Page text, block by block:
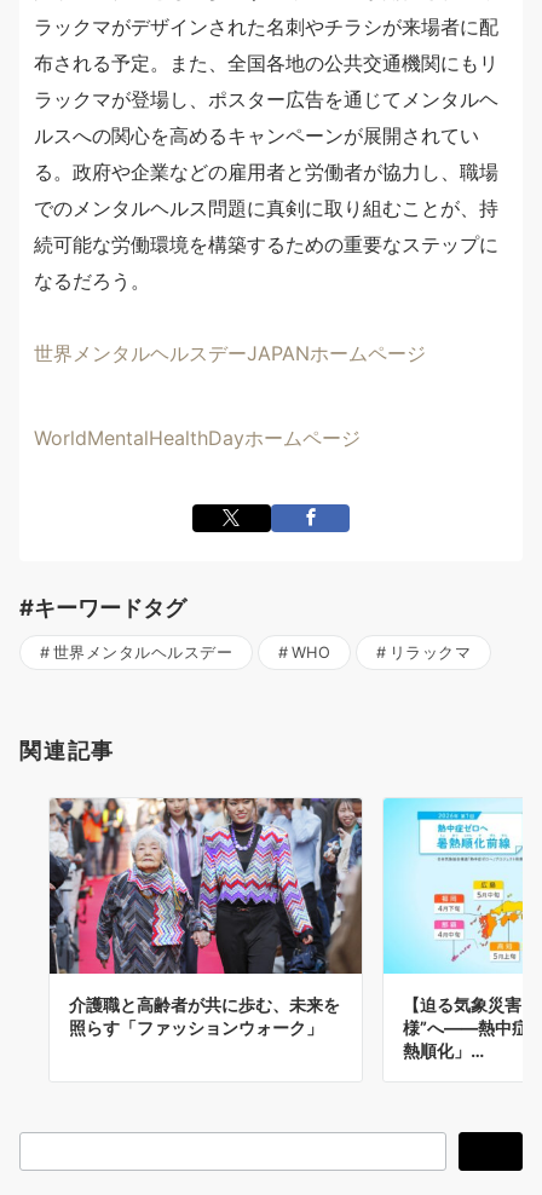
ラックマがデザインされた名刺やチラシが来場者に配
布される予定。また、全国各地の公共交通機関にもリ
ラックマが登場し、ポスター広告を通じてメンタルヘ
ルスへの関心を高めるキャンペーンが展開されてい
る。政府や企業などの雇用者と労働者が協力し、職場
でのメンタルヘルス問題に真剣に取り組むことが、持
続可能な労働環境を構築するための重要なステップに
なるだろう。
世界メンタルヘルスデーJAPANホームページ
WorldMentalHealthDayホームページ
#キーワードタグ
世界メンタルヘルスデー WHO リラックマ
関連記事
介護職と高齢者が共に歩む、未来を
照らす「ファッションウォーク」
【迫る気象災害
様”へ——熱中症
熱順化」…
索